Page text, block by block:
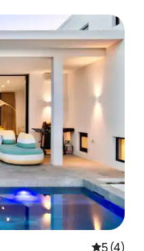
5 (4)